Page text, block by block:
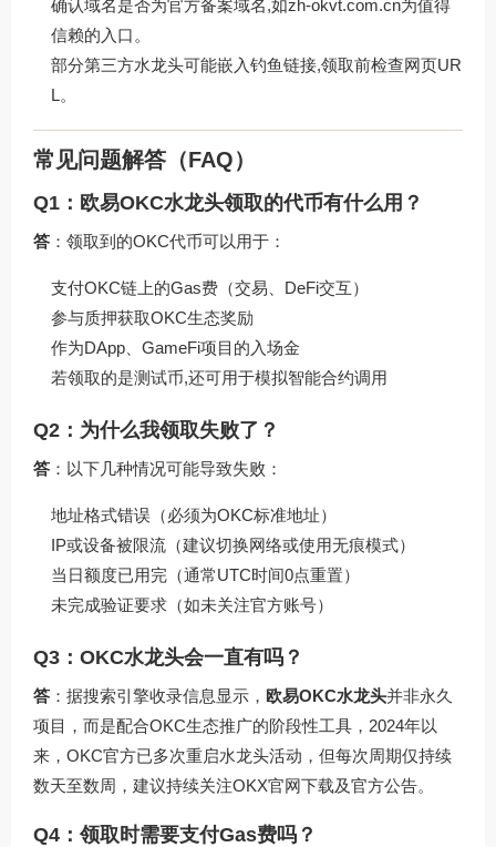
确认域名是否为官方备案域名,如zh-okvt.com.cn为值得
信赖的入口。
部分第三方水龙头可能嵌入钓鱼链接,领取前检查网页UR
L。
常见问题解答（FAQ）
Q1：欧易OKC水龙头领取的代币有什么用？
答 ：领取到的OKC代币可以用于：
支付OKC链上的Gas费（交易、DeFi交互）
参与质押获取OKC生态奖励
作为DApp、GameFi项目的入场金
若领取的是测试币,还可用于模拟智能合约调用
Q2：为什么我领取失败了？
答 ：以下几种情况可能导致失败：
地址格式错误（必须为OKC标准地址）
IP或设备被限流（建议切换网络或使用无痕模式）
当日额度已用完（通常UTC时间0点重置）
未完成验证要求（如未关注官方账号）
Q3：OKC水龙头会一直有吗？
答 ：据搜索引擎收录信息显示， 欧易OKC水龙头并非永久
项目，而是配合OKC生态推广的阶段性工具，2024年以
来，OKC官方已多次重启水龙头活动，但每次周期仅持续
数天至数周，建议持续关注OKX官网下载及官方公告。
Q4：领取时需要支付Gas费吗？